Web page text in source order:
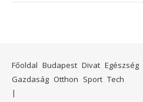
Főoldal Budapest Divat Egészség
Gazdaság Otthon Sport Tech